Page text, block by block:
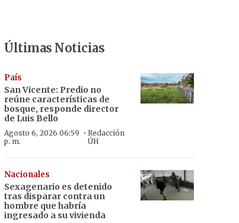
Últimas Noticias
País
San Vicente: Predio no
reúne características de
bosque, responde director
de Luis Bello
Agosto 6, 2026 06:59
p. m.
· Redacción
ÚH
Nacionales
Sexagenario es detenido
tras disparar contra un
hombre que habría
ingresado a su vivienda